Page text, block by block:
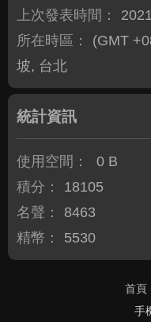
上次發表時間：
所在時區：
(GMT
坡, 台北
統計資訊
使用空間：
0 B
積分：
18105
名聲：
8463
精幣：
5530
首頁
手